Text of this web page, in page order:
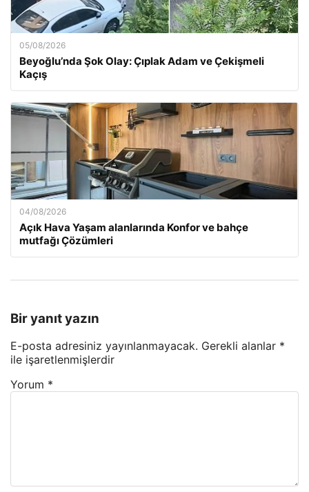
05/08/2026
Beyoğlu’nda Şok Olay: Çıplak Adam ve Çekişmeli
Kaçış
04/08/2026
Açık Hava Yaşam alanlarında Konfor ve bahçe
mutfağı Çözümleri
Bir yanıt yazın
E-posta adresiniz yayınlanmayacak. Gerekli alanlar *
ile işaretlenmişlerdir
Yorum *